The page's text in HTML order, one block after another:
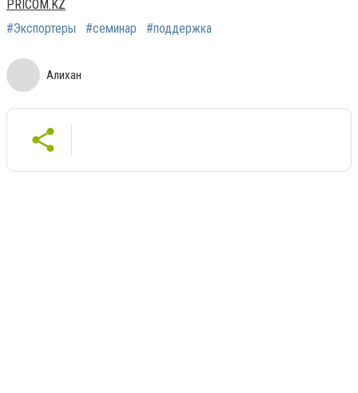
PRICOM.KZ
#Экспортеры
#семинар #поддержка
Алихан